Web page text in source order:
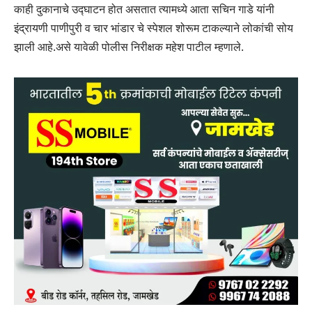
काही दुकानाचे उद्घाटन होत असतात त्यामध्ये आता सचिन गाडे यांनी
इंद्रायणी पाणीपुरी व चार भांडार चे स्पेशल शोरूम टाकल्याने लोकांची सोय
झाली आहे‌.असे यावेळी पोलीस निरीक्षक महेश पाटील म्हणाले.